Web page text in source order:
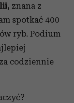
znana z
spotkać 400
ryb. Podium
codziennie